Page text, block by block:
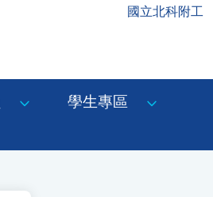
國立北科附工
學生專區